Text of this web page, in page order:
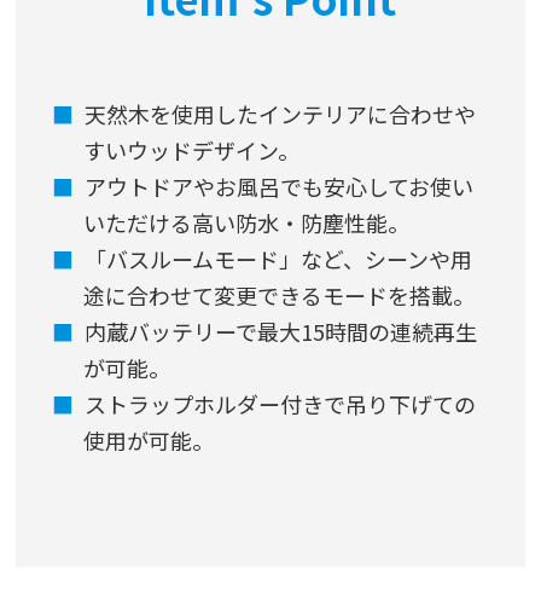
天然木を使用したインテリアに合わせや
すいウッドデザイン。
アウトドアやお風呂でも安心してお使い
いただける高い防水・防塵性能。
「バスルームモード」など、シーンや用
途に合わせて変更できるモードを搭載。
内蔵バッテリーで最大15時間の連続再生
が可能。
ストラップホルダー付きで吊り下げての
使用が可能。